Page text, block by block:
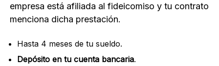
empresa está afiliada al fideicomiso y tu contrato
menciona dicha prestación.
Hasta 4 meses de tu sueldo.
Depósito en tu cuenta bancaria.